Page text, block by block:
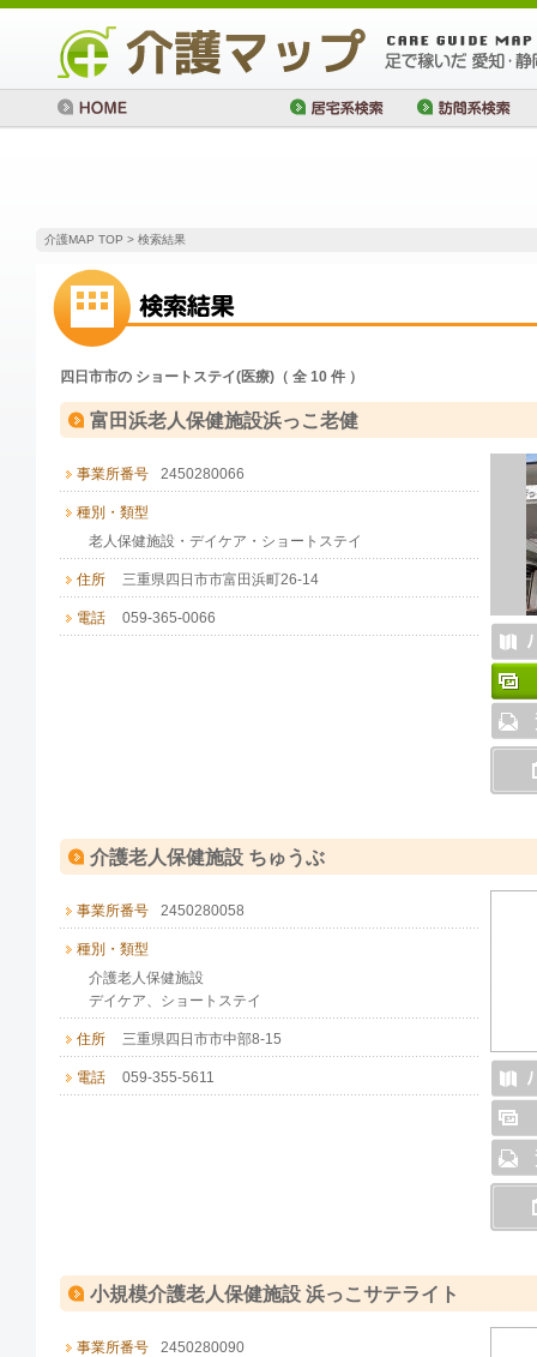
介護MAP TOP > 検索結果
四日市市の ショートステイ(医療)（ 全 10 件 ）
富田浜老人保健施設浜っこ老健
事業所番号 2450280066
種別・類型
老人保健施設・デイケア・ショートステイ
住所 三重県四日市市富田浜町26-14
電話 059-365-0066
介護老人保健施設 ちゅうぶ
事業所番号 2450280058
種別・類型
介護老人保健施設
デイケア、ショートステイ
住所 三重県四日市市中部8-15
電話 059-355-5611
小規模介護老人保健施設 浜っこサテライト
事業所番号 2450280090